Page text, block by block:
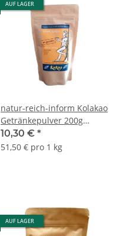
AUF LAGER
natur-reich-inform Kolakao
Getränkepulver 200g
klassisch ungesüßt Bio
10,30 € *
51,50 € pro 1 kg
AUF LAGER